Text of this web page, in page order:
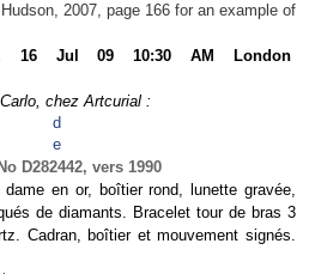
2007, page 166 for an example of
16 Jul 09 10:30 AM
London
chez Artcurial :
D282442, vers 1990
en or, boîtier rond, lunette gravée,
de diamants. Bracelet tour de bras 3
Cadran, boîtier et mouvement signés.